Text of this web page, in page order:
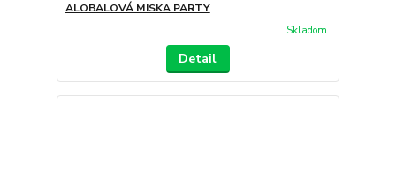
ALOBALOVÁ MISKA PARTY
Skladom
Detail